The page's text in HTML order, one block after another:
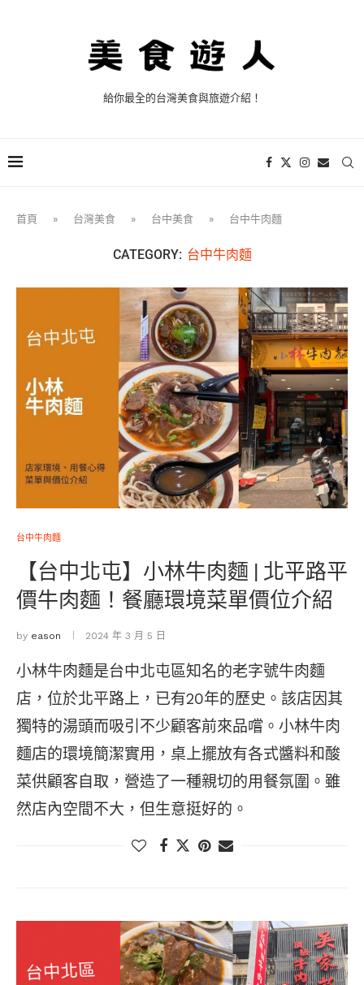
給你最全的台灣美食與旅遊介紹！
首頁 » 台灣美食 » 台中美食 » 台中牛肉麵
CATEGORY: 台中牛肉麵
台中牛肉麵
【台中北屯】小林牛肉麵 | 北平路平
價牛肉麵！餐廳環境菜單價位介紹
by eason 2024 年 3 月 5 日
小林牛肉麵是台中北屯區知名的老字號牛肉麵
店，位於北平路上，已有20年的歷史。該店因其
獨特的湯頭而吸引不少顧客前來品嚐。小林牛肉
麵店的環境簡潔實用，桌上擺放有各式醬料和酸
菜供顧客自取，營造了一種親切的用餐氛圍。雖
然店內空間不大，但生意挺好的。